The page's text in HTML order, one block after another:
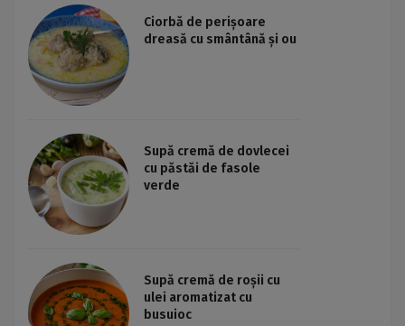
Ciorbă de perișoare
dreasă cu smântână și ou
Supă cremă de dovlecei
cu păstăi de fasole
verde
Supă cremă de roșii cu
ulei aromatizat cu
busuioc